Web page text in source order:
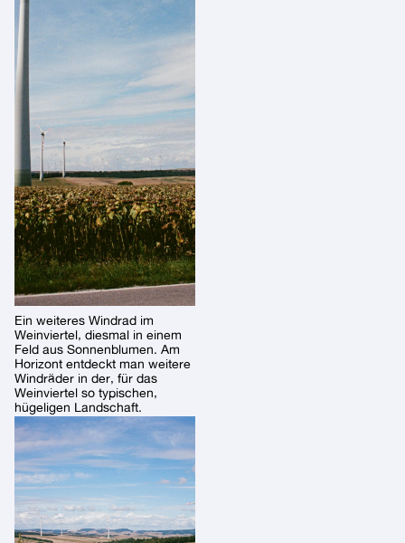
Ein weiteres Windrad im
Weinviertel, diesmal in einem
Feld aus Sonnenblumen. Am
Horizont entdeckt man weitere
Windräder in der, für das
Weinviertel so typischen,
hügeligen Landschaft.